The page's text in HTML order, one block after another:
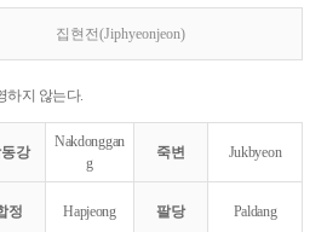
집현전(Jiphyeonjeon)
하지 않는다.
강
Nakdonggan
g
죽변 Jukbyeon
정 Hapjeong 팔당 Paldang